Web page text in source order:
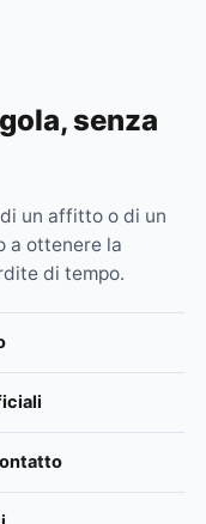
senza
un affitto o di un
a ottenere la
di tempo.